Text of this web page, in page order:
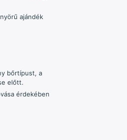
ajándék
bőrtípust, a
előtt.
érdekében